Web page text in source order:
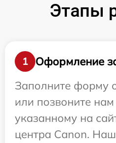
Этапы
1
Оформление
Заполните форму
или позвоните
указанному на
центра Canon.